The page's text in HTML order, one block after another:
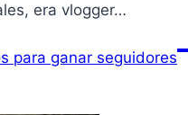
era vlogger…
para ganar seguidores